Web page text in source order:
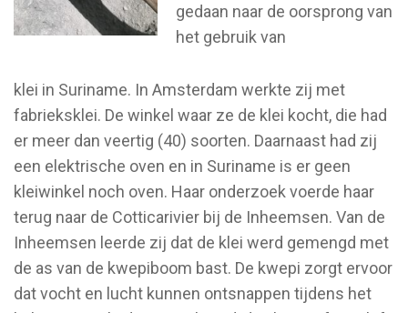
gedaan naar de oorsprong van
het gebruik van
klei in Suriname. In Amsterdam werkte zij met
fabrieksklei. De winkel waar ze de klei kocht, die had
er meer dan veertig (40) soorten. Daarnaast had zij
een elektrische oven en in Suriname is er geen
kleiwinkel noch oven. Haar onderzoek voerde haar
terug naar de Cotticarivier bij de Inheemsen. Van de
Inheemsen leerde zij dat de klei werd gemengd met
de as van de kwepiboom bast. De kwepi zorgt ervoor
dat vocht en lucht kunnen ontsnappen tijdens het